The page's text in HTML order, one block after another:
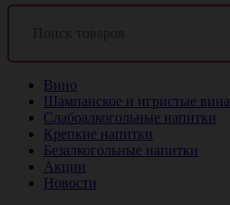
Вино
Шампанское и игристые вина
Слабоалкогольные напитки
Крепкие напитки
Безалкогольные напитки
Акции
Новости